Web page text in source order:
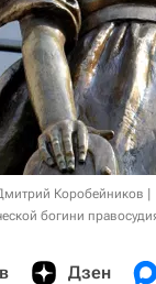
Коробейников
богини
Дзен